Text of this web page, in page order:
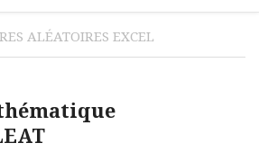
ALÉATOIRES EXCEL